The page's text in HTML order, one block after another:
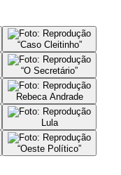
“Caso Cleitinho”
“O Secretário”
Rebeca Andrade
Lula
“Oeste Político”